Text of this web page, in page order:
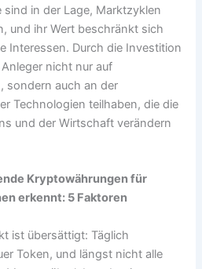
sind in der Lage, Marktzyklen
und ihr Wert beschränkt sich
Interessen. Durch die Investition
nicht nur auf
sondern auch an der
Technologien teilhaben, die die
und der Wirtschaft verändern
Kryptowährungen für
erkennt: 5 Faktoren
ist übersättigt: Täglich
Token, und längst nicht alle